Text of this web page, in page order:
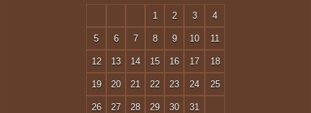
1 2 3 4
5 6 7 8 9 10 11
12 13 14 15 16 17 18
19 20 21 22 23 24 25
26 27 28 29 30 31